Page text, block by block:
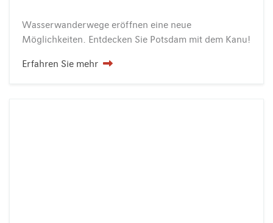
Wasserwanderwege eröffnen eine neue
Möglichkeiten. Entdecken Sie Potsdam mit dem Kanu!
Erfahren Sie mehr